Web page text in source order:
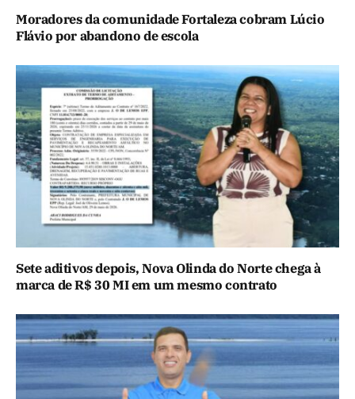
Moradores da comunidade Fortaleza cobram Lúcio
Flávio por abandono de escola
Sete aditivos depois, Nova Olinda do Norte chega à
marca de R$ 30 MI em um mesmo contrato